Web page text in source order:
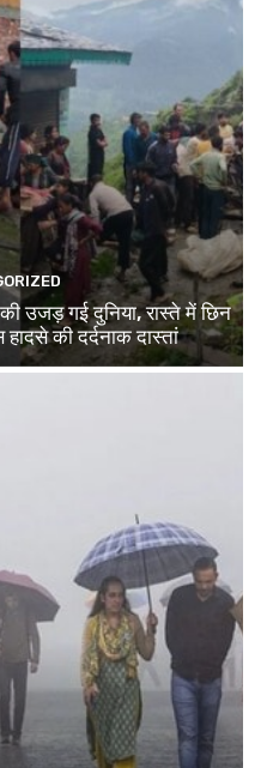
उजड़ गई दुनिया, रास्ते में छिन
की दर्दनाक दास्तां